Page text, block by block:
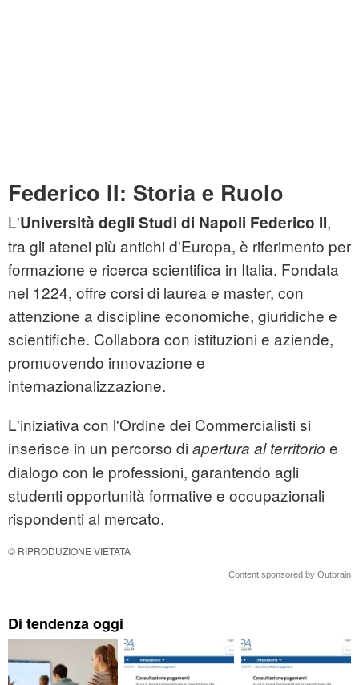
Federico II: Storia e Ruolo
L'Università degli Studi di Napoli Federico II,
tra gli atenei più antichi d'Europa, è riferimento per
formazione e ricerca scientifica in Italia. Fondata
nel 1224, offre corsi di laurea e master, con
attenzione a discipline economiche, giuridiche e
scientifiche. Collabora con istituzioni e aziende,
promuovendo innovazione e
internazionalizzazione.
L'iniziativa con l'Ordine dei Commercialisti si
inserisce in un percorso di apertura al territorio e
dialogo con le professioni, garantendo agli
studenti opportunità formative e occupazionali
rispondenti al mercato.
© RIPRODUZIONE VIETATA
Content sponsored by Outbrain
Di tendenza oggi